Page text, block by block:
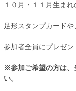
１０月・１１月生ま
足形スタンプカード
参加者全員にプレゼ
※参加ご希望の方は、
い。